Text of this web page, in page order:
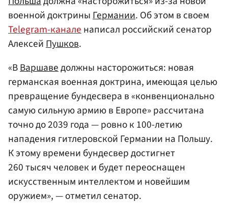
военной доктриныГермании. Об этом в своем
Telegram-каналенаписал российский сенатор
АлексейПушков.
«ВВаршаведолжны насторожиться: новая
германская военная доктрина, имеющая целью
превращение бундесвера в «конвенционально
самую сильную армию в Европе» рассчитана
точно до 2039 года — ровно к 100-летию
нападения гитлеровской Германии на Польшу.
К этому времени бундесвер достигнет
260 тысяч человек и будет переоснащен
искусственным интеллектом и новейшим
оружием», — отметил сенатор.